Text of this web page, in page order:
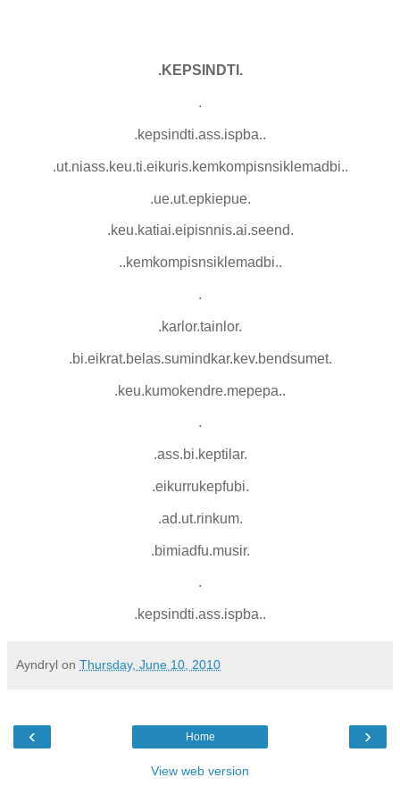
.KEPSINDTI.
.
.kepsindti.ass.ispba..
.ut.niass.keu.ti.eikuris.kemkompisnsiklemadbi..
.ue.ut.epkiepue.
.keu.katiai.eipisnnis.ai.seend.
..kemkompisnsiklemadbi..
.
.karlor.tainlor.
.bi.eikrat.belas.sumindkar.kev.bendsumet.
.keu.kumokendre.mepepa..
.
.ass.bi.keptilar.
.eikurrukepfubi.
.ad.ut.rinkum.
.bimiadfu.musir.
.
.kepsindti.ass.ispba..
Ayndryl on Thursday, June 10, 2010
‹ ›
Home
View web version